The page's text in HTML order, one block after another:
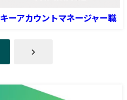
キーアカウントマネージャー職